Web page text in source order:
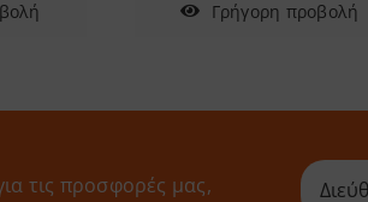
Γρήγορη προβολή
τις προσφορές μας,